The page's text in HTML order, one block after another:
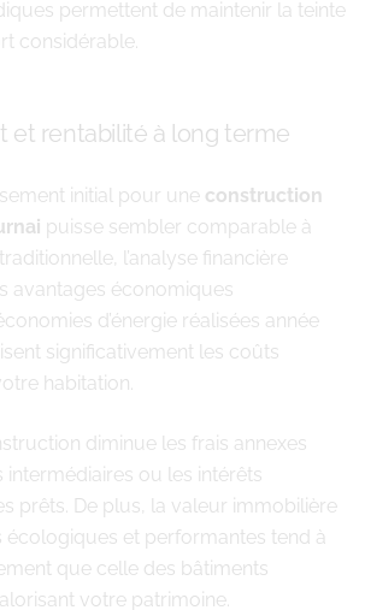
permettent de maintenir la teinte
considérable.
et rentabilité à long terme
initial pour une construction
puisse sembler comparable à
l’analyse financière
avantages économiques
d’énergie réalisées année
significativement les coûts
habitation.
diminue les frais annexes
ou les intérêts
prêts. De plus, la valeur immobilière
écologiques et performantes tend à
que celle des bâtiments
votre patrimoine.